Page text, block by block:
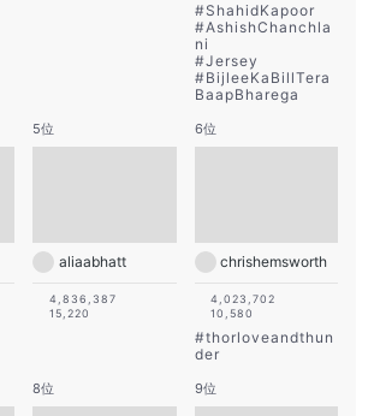
#ShahidKapoor
#AshishChanchla
ni
#Jersey
#BijleeKaBillTera
BaapBharega
5位
aliaabhatt
4,836,387
15,220
6位
chrishemsworth
4,023,702
10,580
#thorloveandthun
der
8位 9位